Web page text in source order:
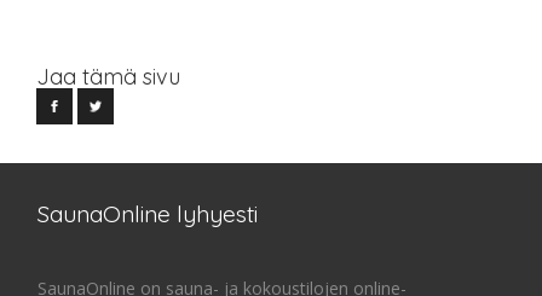
Jaa tämä sivu
SaunaOnline lyhyesti
SaunaOnline on sauna- ja kokoustilojen online-